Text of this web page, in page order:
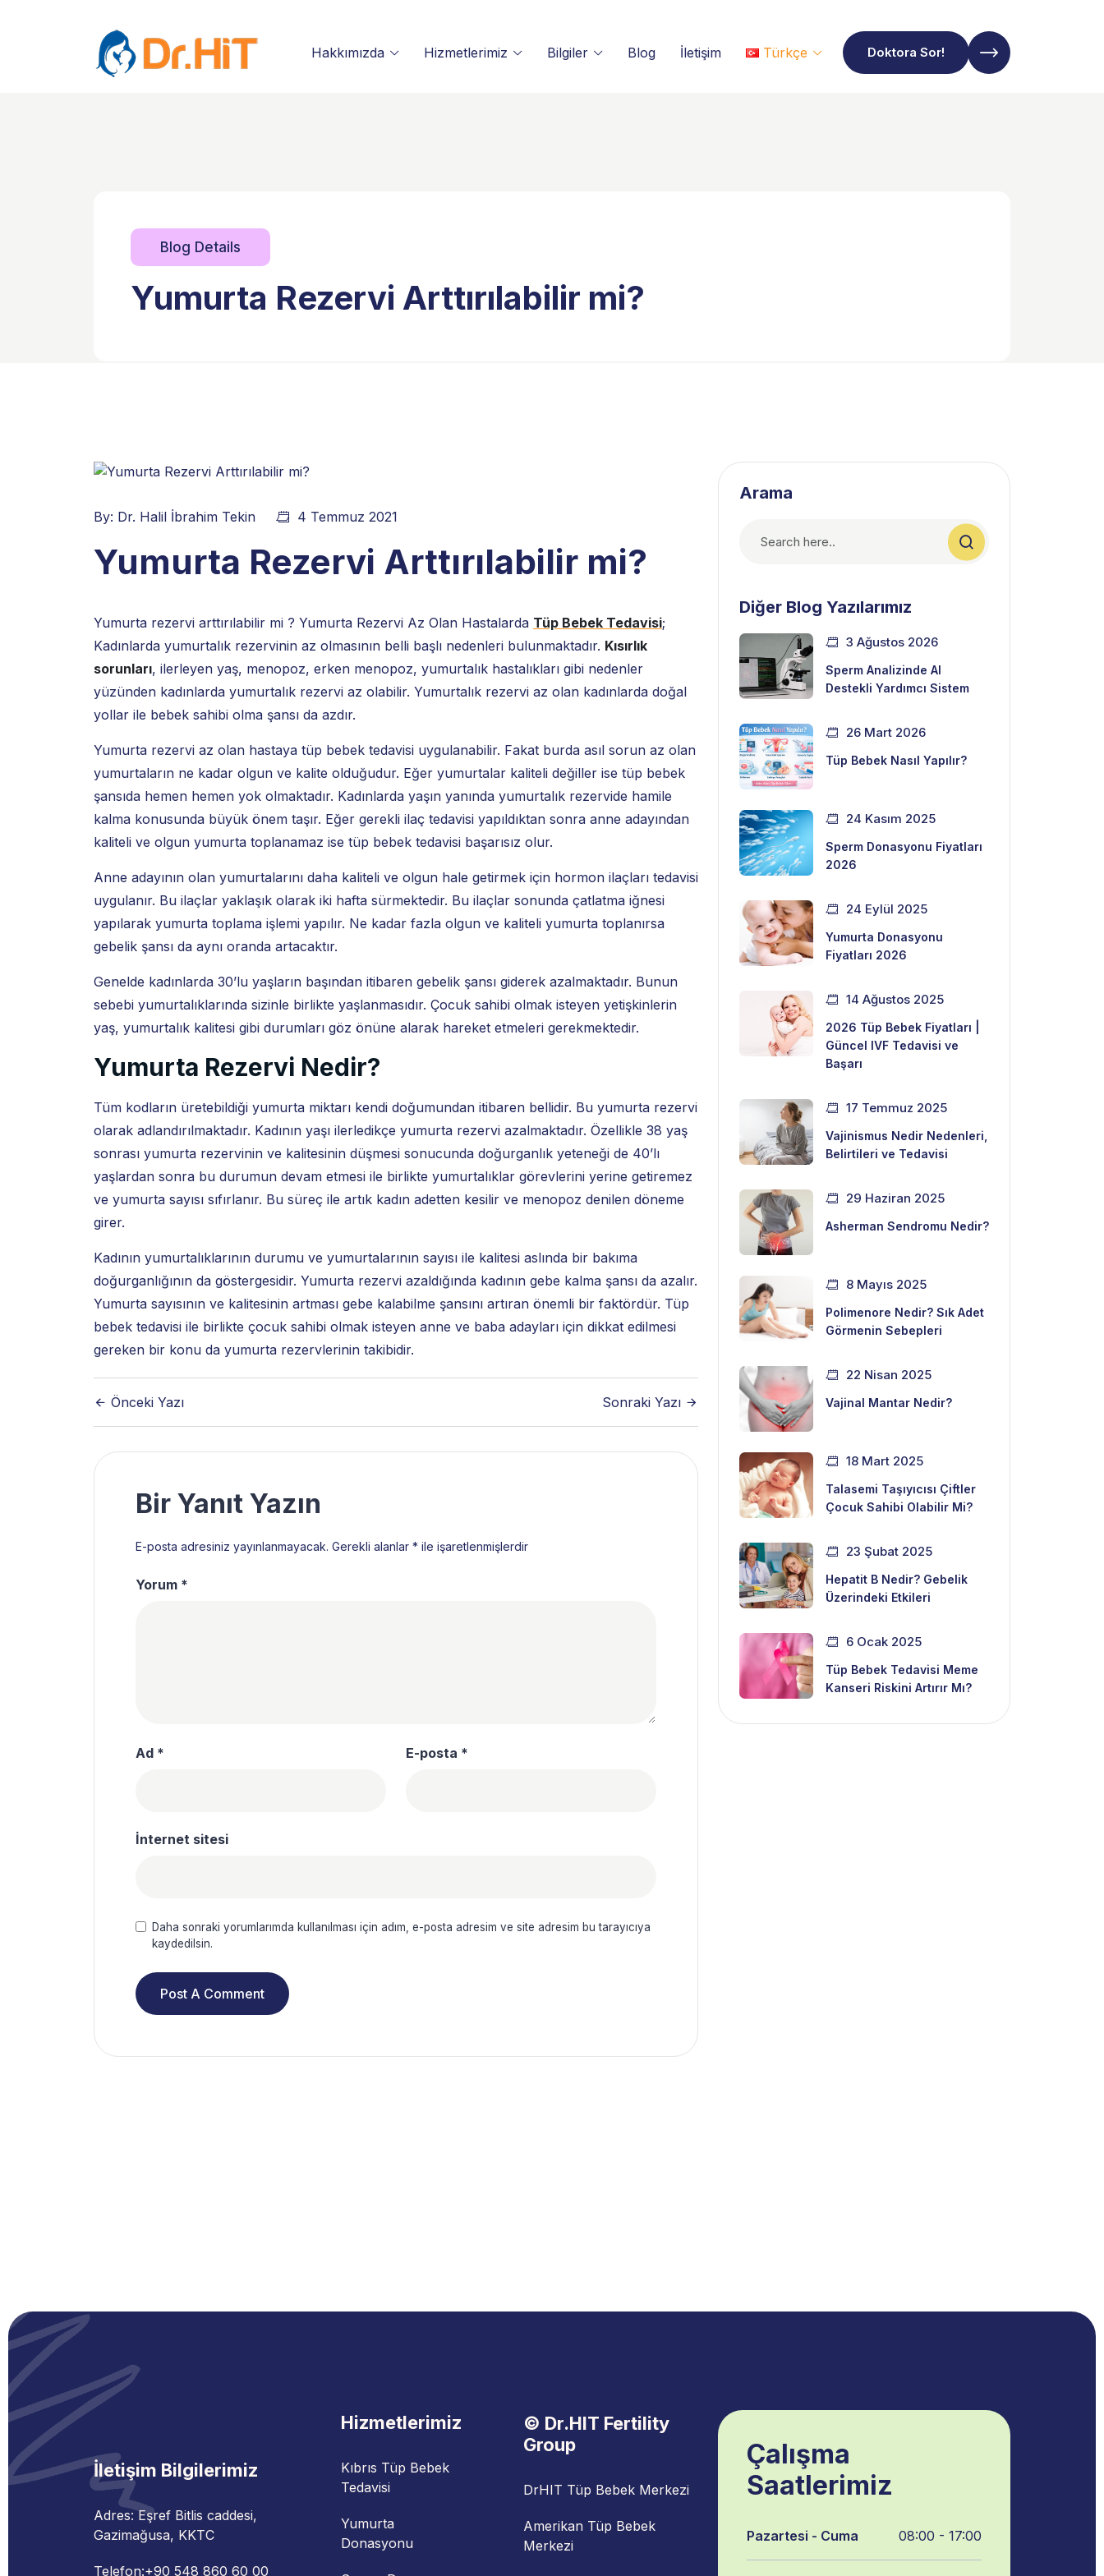
Hakkımızda Hizmetlerimiz Bilgiler Blog İletişim Türkçe Doktora Sor!
Blog Details
Yumurta Rezervi Arttırılabilir mi?
By: Dr. Halil İbrahim Tekin 4 Temmuz 2021
Yumurta Rezervi Arttırılabilir mi?
Yumurta rezervi arttırılabilir mi ? Yumurta Rezervi Az Olan Hastalarda Tüp Bebek Tedavisi;
Kadınlarda yumurtalık rezervinin az olmasının belli başlı nedenleri bulunmaktadır. Kısırlık
sorunları, ilerleyen yaş, menopoz, erken menopoz, yumurtalık hastalıkları gibi nedenler
yüzünden kadınlarda yumurtalık rezervi az olabilir. Yumurtalık rezervi az olan kadınlarda doğal
yollar ile bebek sahibi olma şansı da azdır.
Yumurta rezervi az olan hastaya tüp bebek tedavisi uygulanabilir. Fakat burda asıl sorun az olan
yumurtaların ne kadar olgun ve kalite olduğudur. Eğer yumurtalar kaliteli değiller ise tüp bebek
şansıda hemen hemen yok olmaktadır. Kadınlarda yaşın yanında yumurtalık rezervide hamile
kalma konusunda büyük önem taşır. Eğer gerekli ilaç tedavisi yapıldıktan sonra anne adayından
kaliteli ve olgun yumurta toplanamaz ise tüp bebek tedavisi başarısız olur.
Anne adayının olan yumurtalarını daha kaliteli ve olgun hale getirmek için hormon ilaçları tedavisi
uygulanır. Bu ilaçlar yaklaşık olarak iki hafta sürmektedir. Bu ilaçlar sonunda çatlatma iğnesi
yapılarak yumurta toplama işlemi yapılır. Ne kadar fazla olgun ve kaliteli yumurta toplanırsa
gebelik şansı da aynı oranda artacaktır.
Genelde kadınlarda 30’lu yaşların başından itibaren gebelik şansı giderek azalmaktadır. Bunun
sebebi yumurtalıklarında sizinle birlikte yaşlanmasıdır. Çocuk sahibi olmak isteyen yetişkinlerin
yaş, yumurtalık kalitesi gibi durumları göz önüne alarak hareket etmeleri gerekmektedir.
Yumurta Rezervi Nedir?
Tüm kodların üretebildiği yumurta miktarı kendi doğumundan itibaren bellidir. Bu yumurta rezervi
olarak adlandırılmaktadır. Kadının yaşı ilerledikçe yumurta rezervi azalmaktadır. Özellikle 38 yaş
sonrası yumurta rezervinin ve kalitesinin düşmesi sonucunda doğurganlık yeteneği de 40’lı
yaşlardan sonra bu durumun devam etmesi ile birlikte yumurtalıklar görevlerini yerine getiremez
ve yumurta sayısı sıfırlanır. Bu süreç ile artık kadın adetten kesilir ve menopoz denilen döneme
girer.
Kadının yumurtalıklarının durumu ve yumurtalarının sayısı ile kalitesi aslında bir bakıma
doğurganlığının da göstergesidir. Yumurta rezervi azaldığında kadının gebe kalma şansı da azalır.
Yumurta sayısının ve kalitesinin artması gebe kalabilme şansını artıran önemli bir faktördür. Tüp
bebek tedavisi ile birlikte çocuk sahibi olmak isteyen anne ve baba adayları için dikkat edilmesi
gereken bir konu da yumurta rezervlerinin takibidir.
Önceki Yazı Sonraki Yazı
Bir Yanıt Yazın
E-posta adresiniz yayınlanmayacak. Gerekli alanlar * ile işaretlenmişlerdir
Yorum *
Ad * E-posta *
İnternet sitesi
Daha sonraki yorumlarımda kullanılması için adım, e-posta adresim ve site adresim bu tarayıcıya
kaydedilsin.
Arama
Diğer Blog Yazılarımız
3 Ağustos 2026
Sperm Analizinde AI
Destekli Yardımcı Sistem
26 Mart 2026
Tüp Bebek Nasıl Yapılır?
24 Kasım 2025
Sperm Donasyonu Fiyatları
2026
24 Eylül 2025
Yumurta Donasyonu
Fiyatları 2026
14 Ağustos 2025
2026 Tüp Bebek Fiyatları |
Güncel IVF Tedavisi ve
Başarı
17 Temmuz 2025
Vajinismus Nedir Nedenleri,
Belirtileri ve Tedavisi
29 Haziran 2025
Asherman Sendromu Nedir?
8 Mayıs 2025
Polimenore Nedir? Sık Adet
Görmenin Sebepleri
22 Nisan 2025
Vajinal Mantar Nedir?
18 Mart 2025
Talasemi Taşıyıcısı Çiftler
Çocuk Sahibi Olabilir Mi?
23 Şubat 2025
Hepatit B Nedir? Gebelik
Üzerindeki Etkileri
6 Ocak 2025
Tüp Bebek Tedavisi Meme
Kanseri Riskini Artırır Mı?
İletişim Bilgilerimiz
Adres: Eşref Bitlis caddesi,
Gazimağusa, KKTC
Telefon:+90 548 860 60 00
Hizmetlerimiz
Kıbrıs Tüp Bebek
Tedavisi
Yumurta
Donasyonu
© Dr.HIT Fertility
Group
DrHIT Tüp Bebek Merkezi
Amerikan Tüp Bebek
Merkezi
Çalışma
Saatlerimiz
Pazartesi - Cuma 08:00 - 17:00